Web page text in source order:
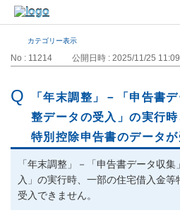
カテゴリー表示
No : 11214 公開日時 : 2025/11/25 11:09
「年末調整」－「申告書
整データの受入」の実行
特別控除申告書のデータが
「年末調整」－「申告書データ収
入」の実行時、一部の住宅借入金
受入できません。